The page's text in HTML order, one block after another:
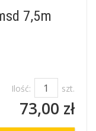
7,5m
Ilość: szt.
73,00 zł